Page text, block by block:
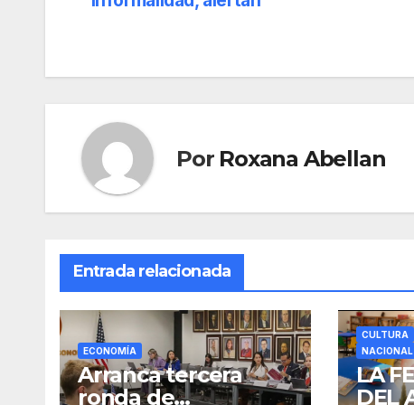
Por Roxana Abellan
Entrada relacionada
ECONOMÍA
Arranca tercera
ronda de
CULTURA
NACIONAL
LA
DEL